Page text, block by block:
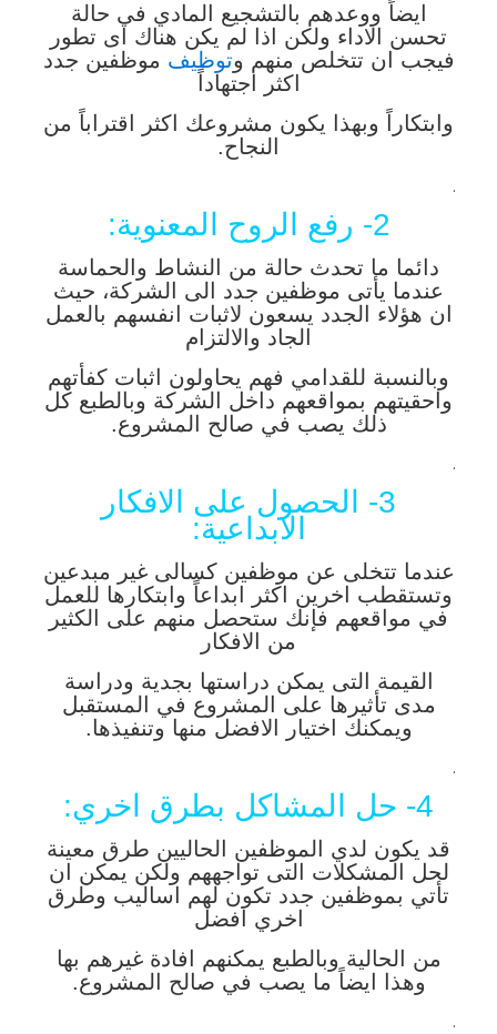
ايضاً ووعدهم بالتشجيع المادي في حالة
تحسن الاداء ولكن اذا لم يكن هناك اى تطور
فيجب ان تتخلص منهم وتوظيف موظفين جدد
اكثر اجتهاداً
وابتكاراً وبهذا يكون مشروعك اكثر اقتراباً من
النجاح.
.
2- رفع الروح المعنوية:
دائما ما تحدث حالة من النشاط والحماسة
عندما يأتى موظفين جدد الى الشركة، حيث
ان هؤلاء الجدد يسعون لاثبات انفسهم بالعمل
الجاد والالتزام
وبالنسبة للقدامي فهم يحاولون اثبات كفأتهم
واحقيتهم بمواقعهم داخل الشركة وبالطبع كل
ذلك يصب في صالح المشروع.
.
3- الحصول على الافكار
الابداعية:
عندما تتخلى عن موظفين كسالى غير مبدعين
وتستقطب اخرين اكثر ابداعاً وابتكارها للعمل
في مواقعهم فإنك ستحصل منهم على الكثير
من الافكار
القيمة التى يمكن دراستها بجدية ودراسة
مدى تأثيرها على المشروع في المستقبل
ويمكنك اختيار الافضل منها وتنفيذها.
.
4- حل المشاكل بطرق اخري:
قد يكون لدي الموظفين الحاليين طرق معينة
لحل المشكلات التى تواجههم ولكن يمكن ان
تأتي بموظفين جدد تكون لهم اساليب وطرق
اخري افضل
من الحالية وبالطبع يمكنهم افادة غيرهم بها
وهذا ايضاً ما يصب في صالح المشروع.
.